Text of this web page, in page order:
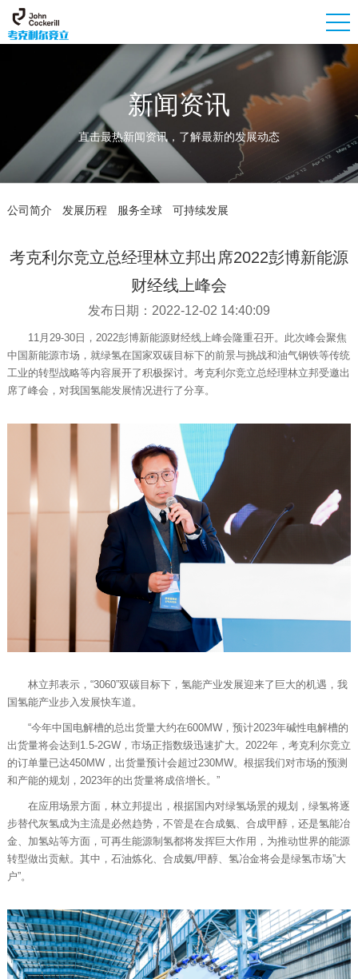
新闻资讯
直击最热新闻资讯，了解最新的发展动态
公司简介 发展历程 服务全球 可持续发展
考克利尔竞立总经理林立邦出席2022彭博新能源
财经线上峰会
发布日期：2022-12-02 14:40:09
11月29-30日，2022彭博新能源财经线上峰会隆重召开。此次峰会聚焦
中国新能源市场，就绿氢在国家双碳目标下的前景与挑战和油气钢铁等传统
工业的转型战略等内容展开了积极探讨。考克利尔竞立总经理林立邦受邀出
席了峰会，对我国氢能发展情况进行了分享。
林立邦表示，“3060”双碳目标下，氢能产业发展迎来了巨大的机遇，我
国氢能产业步入发展快车道。
“今年中国电解槽的总出货量大约在600MW，预计2023年碱性电解槽的
出货量将会达到1.5-2GW，市场正指数级迅速扩大。2022年，考克利尔竞立
的订单量已达450MW，出货量预计会超过230MW。根据我们对市场的预测
和产能的规划，2023年的出货量将成倍增长。”
在应用场景方面，林立邦提出，根据国内对绿氢场景的规划，绿氢将逐
步替代灰氢成为主流是必然趋势，不管是在合成氨、合成甲醇，还是氢能冶
金、加氢站等方面，可再生能源制氢都将发挥巨大作用，为推动世界的能源
转型做出贡献。其中，石油炼化、合成氨/甲醇、氢冶金将会是绿氢市场”大
户”。